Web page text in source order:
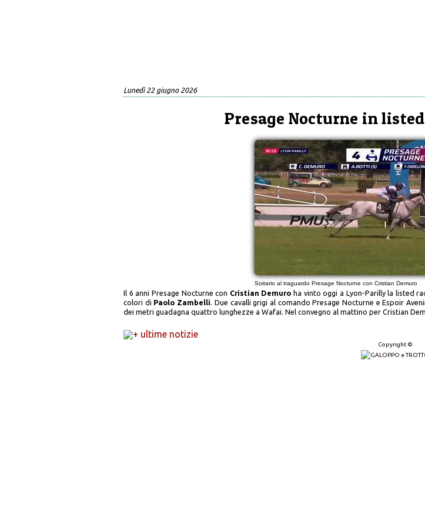
Lunedì 22 giugno 2026
Presage Nocturne in
Soitario al traguardo Presage Nocturne con Cristian Demuro
Il 6 anni Presage Nocturne con Cristian Demuro ha vinto oggi a Lyon-Parilly la listed
colori di Paolo Zambelli. Due cavalli grigi al comando Presage Nocturne e Espoir
dei metri guadagna quattro lunghezze a Wafai. Nel convegno al mattino per Cristian
+ ultime notizie
Copyright ©